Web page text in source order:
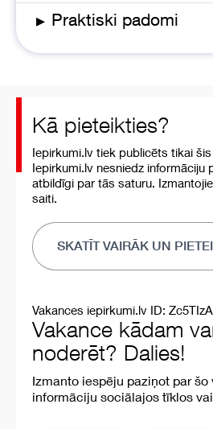
▸ Praktiski padomi
Kā pieteikties?
Iepirkumi.lv tiek publicēts tikai
Iepirkumi.lv nesniedz informāciju
atbildīgi par tās saturu.
saiti.
SKATĪT VAIRĀK UN
Vakances iepirkumi.lv ID:
Vakance kādam
noderēt? Dalies!
Izmanto iespēju paziņot par
informāciju sociālajos tīklos